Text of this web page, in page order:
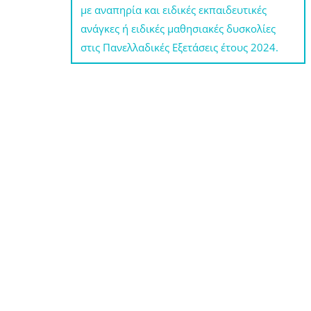
με αναπηρία και ειδικές εκπαιδευτικές
ανάγκες ή ειδικές μαθησιακές δυσκολίες
στις Πανελλαδικές Εξετάσεις έτους 2024.